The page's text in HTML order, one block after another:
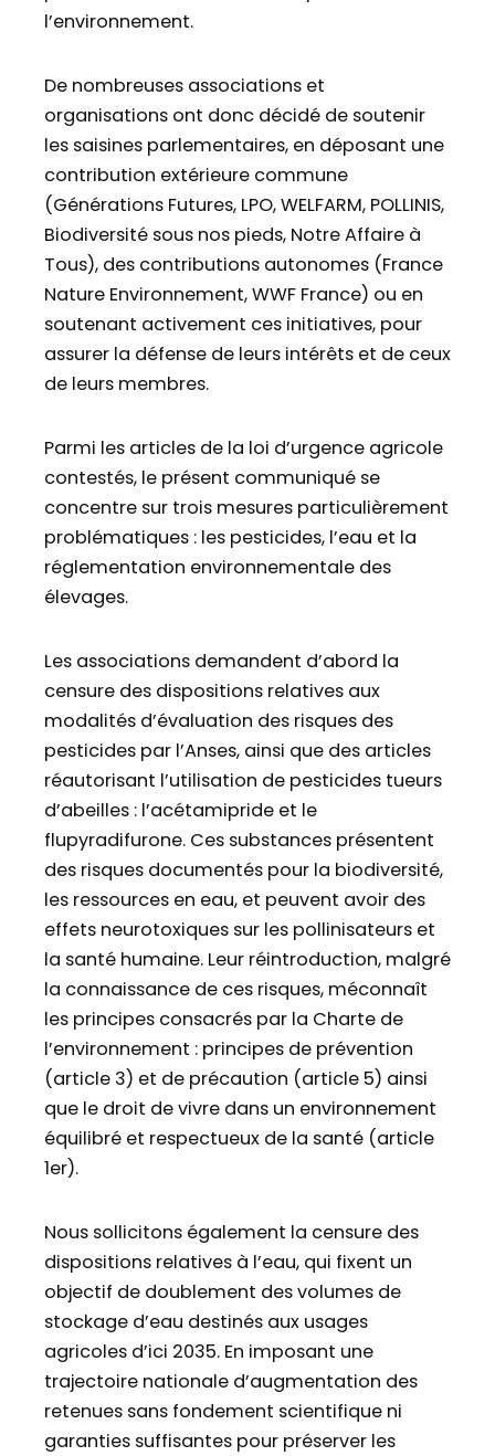
l’environnement.
De nombreuses associations et
organisations ont donc décidé de soutenir
les saisines parlementaires, en déposant une
contribution extérieure commune
(Générations Futures, LPO, WELFARM, POLLINIS,
Biodiversité sous nos pieds, Notre Affaire à
Tous), des contributions autonomes (France
Nature Environnement, WWF France) ou en
soutenant activement ces initiatives, pour
assurer la défense de leurs intérêts et de ceux
de leurs membres.
Parmi les articles de la loi d’urgence agricole
contestés, le présent communiqué se
concentre sur trois mesures particulièrement
problématiques : les pesticides, l’eau et la
réglementation environnementale des
élevages.
Les associations demandent d’abord la
censure des dispositions relatives aux
modalités d’évaluation des risques des
pesticides par l’Anses, ainsi que des articles
réautorisant l’utilisation de pesticides tueurs
d’abeilles : l’acétamipride et le
flupyradifurone. Ces substances présentent
des risques documentés pour la biodiversité,
les ressources en eau, et peuvent avoir des
effets neurotoxiques sur les pollinisateurs et
la santé humaine. Leur réintroduction, malgré
la connaissance de ces risques, méconnaît
les principes consacrés par la Charte de
l’environnement : principes de prévention
(article 3) et de précaution (article 5) ainsi
que le droit de vivre dans un environnement
équilibré et respectueux de la santé (article
1er).
Nous sollicitons également la censure des
dispositions relatives à l’eau, qui fixent un
objectif de doublement des volumes de
stockage d’eau destinés aux usages
agricoles d’ici 2035. En imposant une
trajectoire nationale d’augmentation des
retenues sans fondement scientifique ni
garanties suffisantes pour préserver les